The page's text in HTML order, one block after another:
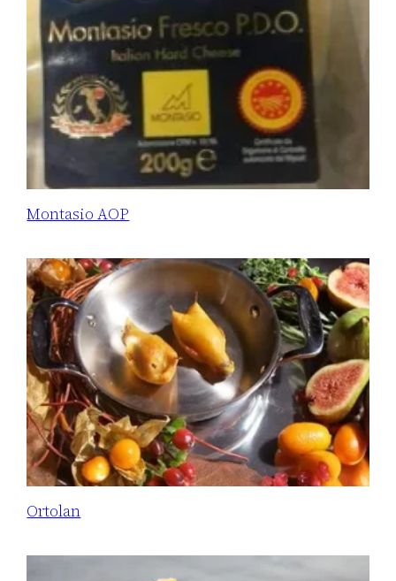
Montasio AOP
Ortolan